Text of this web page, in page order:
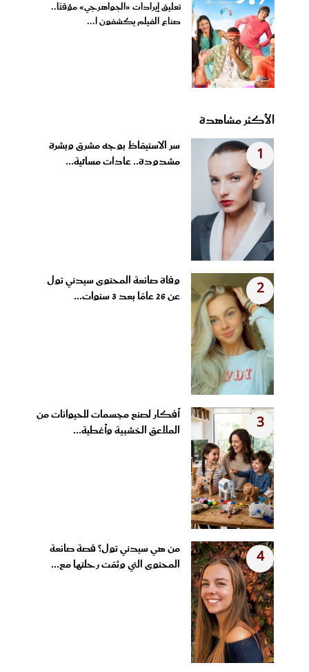
تعليق إيرادات «الجواهرجي» مؤقتًا..
صناع الفيلم يكشفون ا...
الأكثر مشاهدة
1
سر الاستيقاظ بوجه مشرق وبشرة
مشدودة.. عادات مسائية...
2
وفاة صانعة المحتوى سيدني تول
عن 26 عامًا بعد 3 سنوات...
3
أفكار لصنع مجسمات للحيوانات من
الملاعق الخشبية وأغطية...
4
من هي سيدني تول؟ قصة صانعة
المحتوى التي وثقت رحلتها مع...